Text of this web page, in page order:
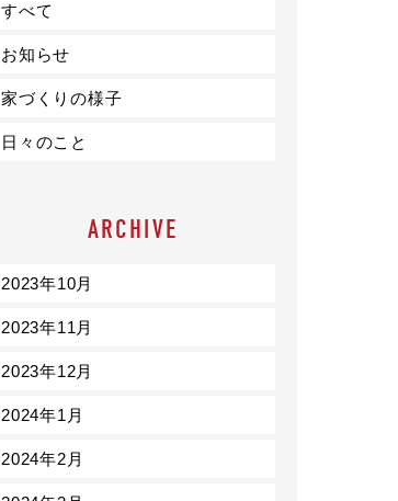
クオリティ
お知らせ
会社概要
スタッフ紹介
採用情報
すべて
お知らせ
家づくりの様子
日々のこと
ARCHIVE
2023年10月
2023年11月
2023年12月
2024年1月
2024年2月